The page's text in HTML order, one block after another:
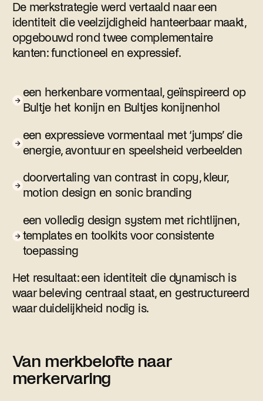
De merkstrategie werd vertaald naar een
identiteit die veelzijdigheid hanteerbaar maakt,
opgebouwd rond twee complementaire
kanten: functioneel en expressief.
een herkenbare vormentaal, geïnspireerd op
Bultje het konijn en Bultjes konijnenhol
een expressieve vormentaal met ‘jumps’ die
energie, avontuur en speelsheid verbeelden
doorvertaling van contrast in copy, kleur,
motion design en sonic branding
een volledig design system met richtlijnen,
templates en toolkits voor consistente
toepassing
Het resultaat: een identiteit die dynamisch is
waar beleving centraal staat, en gestructureerd
waar duidelijkheid nodig is.
Van merkbelofte naar
merkervaring